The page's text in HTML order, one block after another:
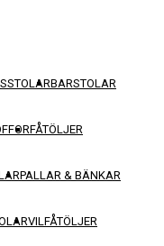
BARSTOLAR
FÅTÖLJER
PALLAR & BÄNKAR
VILFÅTÖLJER